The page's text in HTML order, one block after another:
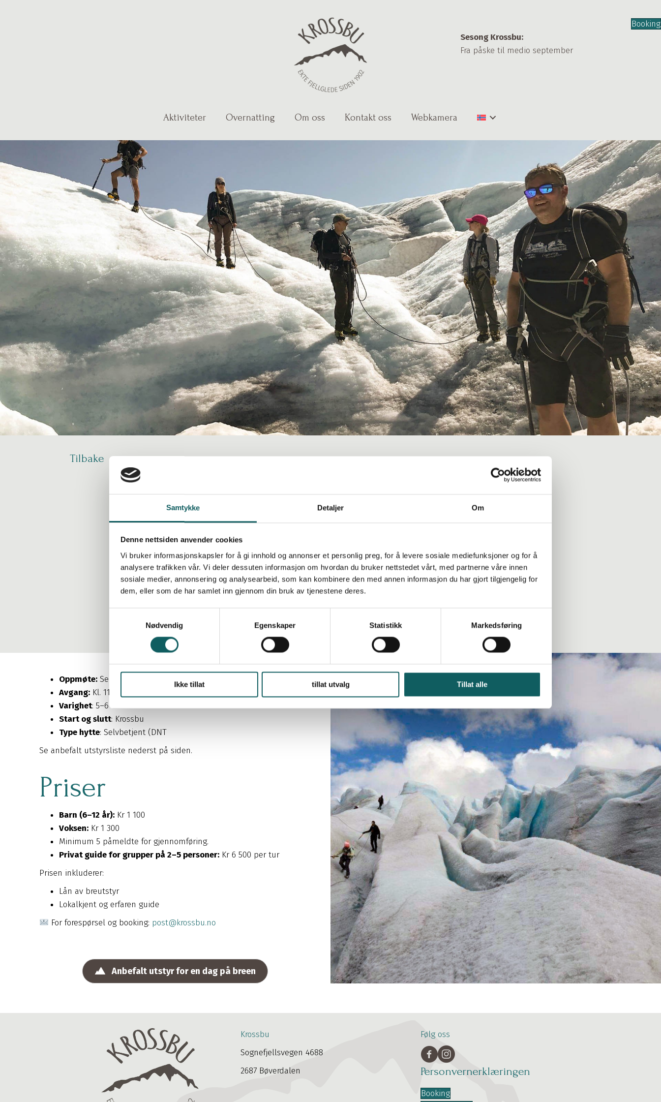
Samtykke Detaljer Om
Denne nettsiden anvender cookies
Vi bruker informasjonskapsler for å gi innhold og annonser et personlig preg, for å levere sosiale mediefunksjoner og for å
analysere trafikken vår. Vi deler dessuten informasjon om hvordan du bruker nettstedet vårt, med partnerne våre innen
sosiale medier, annonsering og analysearbeid, som kan kombinere den med annen informasjon du har gjort tilgjengelig for
dem, eller som de har samlet inn gjennom din bruk av tjenestene deres.
e
v
a
l
Nødvendig Egenskaper Statistikk Markedsføring
Ikke tillat tillat utvalg Tillat alle
Booking
Sesong Krossbu:
Fra påske til medio september
Aktiviteter Overnatting Om oss Kontakt oss Webkamera
Tilbake
Bøverbreen
Opplevelsestur i blåisen
Dette er en lett og familievennlig bretur som passer for både store og små. En dag i blåisen gir deg
en unik opplevelse med huler, tunneler, sprekker og istårn – og et innblikk i hvordan breen har
formet landskapet gjennom tusenvis av år.
Oppmøte: Senest kl. 10.30 på Krossbu
Avgang: Kl. 11.00
Varighet: 5–6 timer
Start og slutt: Krossbu
Type hytte: Selvbetjent (DNT
Se anbefalt utstyrsliste nederst på siden.
Priser
Barn (6–12 år): Kr 1 100
Voksen: Kr 1 300
Minimum 5 påmeldte for gjennomføring.
Privat guide for grupper på 2–5 personer: Kr 6 500 per tur
Prisen inkluderer:
Lån av breutstyr
Lokalkjent og erfaren guide
For forespørsel og booking: post@krossbu.no
Anbefalt utstyr for en dag på breen
Krossbu
Sognefjellsvegen 4688
2687 Bøverdalen
Følg oss
Personvernerklæringen
Booking